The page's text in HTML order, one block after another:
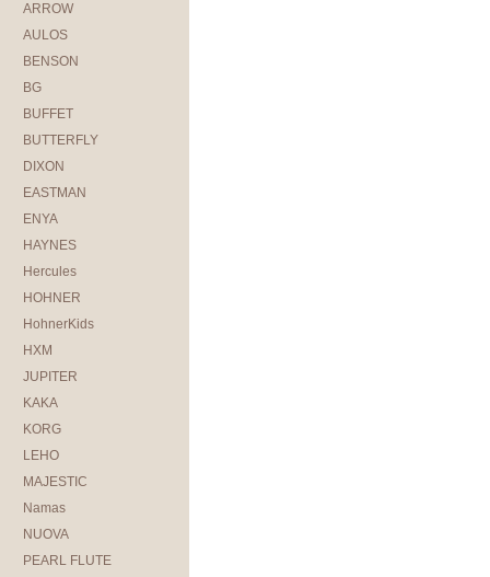
ARROW
AULOS
BENSON
BG
BUFFET
BUTTERFLY
DIXON
EASTMAN
ENYA
HAYNES
Hercules
HOHNER
HohnerKids
HXM
JUPITER
KAKA
KORG
LEHO
MAJESTIC
Namas
NUOVA
PEARL FLUTE